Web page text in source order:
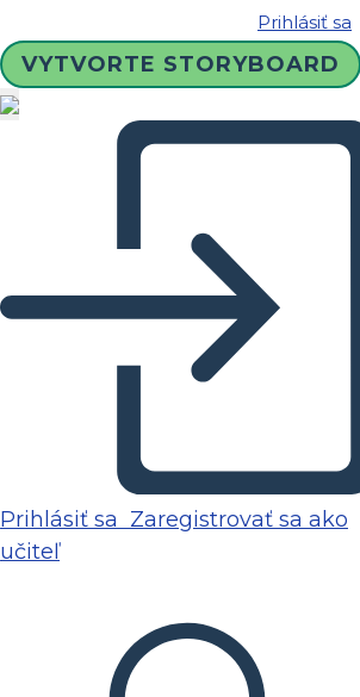
Prihlásiť sa
VYTVORTE STORYBOARD
Prihlásiť sa Zaregistrovať sa ako
učiteľ